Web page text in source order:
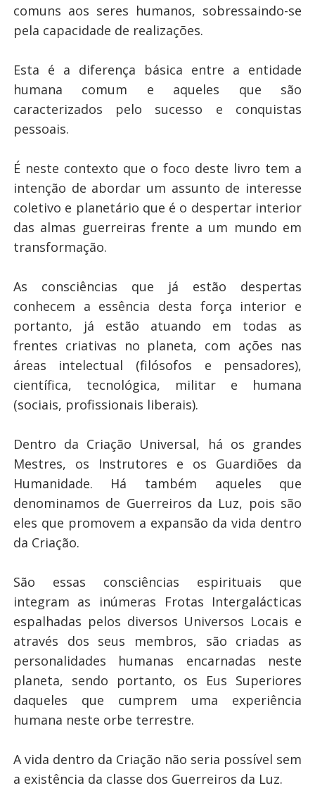
comuns aos seres humanos, sobressaindo-se
pela capacidade de realizações.
Esta é a diferença básica entre a entidade
humana comum e aqueles que são
caracterizados pelo sucesso e conquistas
pessoais.
É neste contexto que o foco deste livro tem a
intenção de abordar um assunto de interesse
coletivo e planetário que é o despertar interior
das almas guerreiras frente a um mundo em
transformação.
As consciências que já estão despertas
conhecem a essência desta força interior e
portanto, já estão atuando em todas as
frentes criativas no planeta, com ações nas
áreas intelectual (filósofos e pensadores),
científica, tecnológica, militar e humana
(sociais, profissionais liberais).
Dentro da Criação Universal, há os grandes
Mestres, os Instrutores e os Guardiões da
Humanidade. Há também aqueles que
denominamos de Guerreiros da Luz, pois são
eles que promovem a expansão da vida dentro
da Criação.
São essas consciências espirituais que
integram as inúmeras Frotas Intergalácticas
espalhadas pelos diversos Universos Locais e
através dos seus membros, são criadas as
personalidades humanas encarnadas neste
planeta, sendo portanto, os Eus Superiores
daqueles que cumprem uma experiência
humana neste orbe terrestre.
A vida dentro da Criação não seria possível sem
a existência da classe dos Guerreiros da Luz.